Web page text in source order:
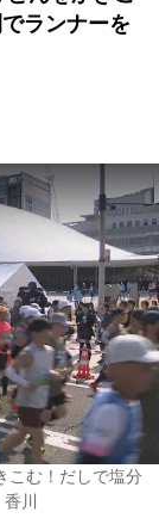
ランナーを
こむ！だしで塩分
川